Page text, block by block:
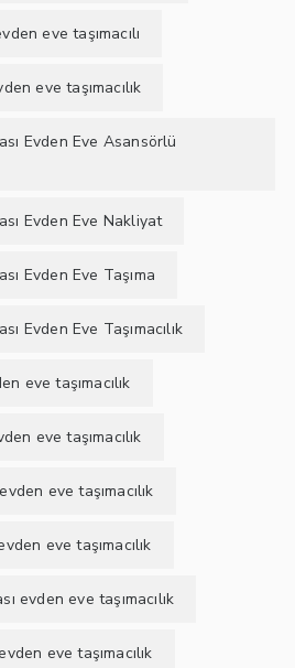
eve taşımacılı
eve taşımacılık
Evden Eve Asansörlü
Evden Eve Nakliyat
Evden Eve Taşıma
Evden Eve Taşımacılık
eve taşımacılık
eve taşımacılık
eve taşımacılık
eve taşımacılık
evden eve taşımacılık
eve taşımacılık